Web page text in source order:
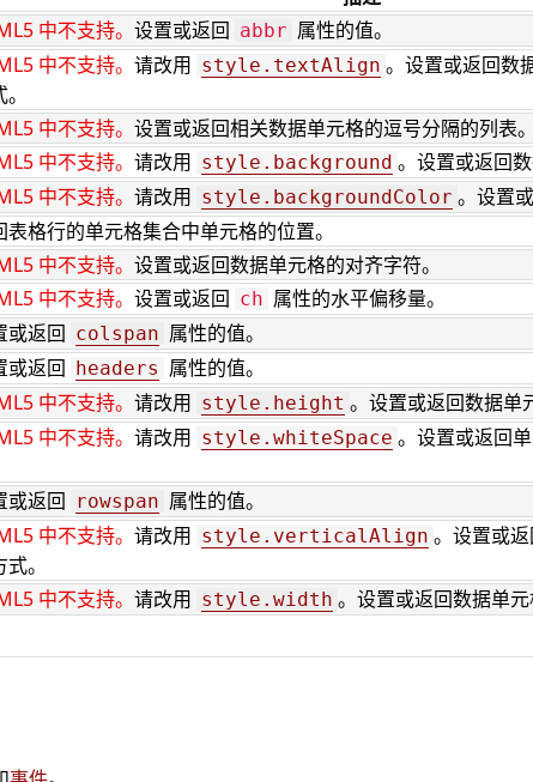
中不支持。 设置或返回 abbr 属性的值。
中不支持。 请改用 style.textAlign 。设置或返回数
中不支持。 设置或返回相关数据单元格的逗号分隔的列表。
中不支持。 请改用 style.background 。设置或返回
中不支持。 请改用 style.backgroundColor 。设置
表格行的单元格集合中单元格的位置。
中不支持。 设置或返回数据单元格的对齐字符。
中不支持。 设置或返回 ch 属性的水平偏移量。
或返回 colspan 属性的值。
或返回 headers 属性的值。
中不支持。 请改用 style.height 。设置或返回数据单
中不支持。 请改用 style.whiteSpace 。设置或返回
或返回 rowspan 属性的值。
中不支持。 请改用 style.verticalAlign 。设置或
。
中不支持。 请改用 style.width 。设置或返回数据单元